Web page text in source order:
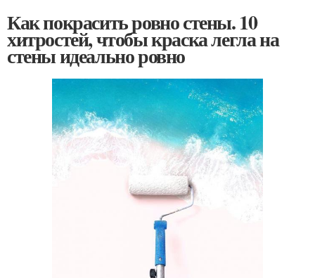
Как покрасить ровно стены. 10
хитростей, чтобы краска легла на
стены идеально ровно